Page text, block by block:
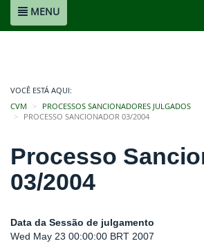
MENU
VOCÊ ESTÁ AQUI:
CVM
PROCESSOS SANCIONADORES JULGADOS
PROCESSO SANCIONADOR 03/2004
Processo
03/2004
Data da Sessão de julgamento
Wed May 23 00:00:00 BRT 2007